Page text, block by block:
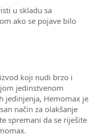
u skladu sa
ako se pojave bilo
koji nudi brzo i
jedinstvenom
jedinjenja, Hemomax je
način za olakšanje
spremani da se riješite